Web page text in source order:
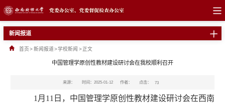
新闻报道
首页>新闻报道>学校新闻 > 正文
中国管理学原创性教材建设研讨会在我校顺利召开
来源： 时间：2025-01-12 作者： 点击： 73
1 月 11 日，中国管理学原创性教材建设研讨会在西南